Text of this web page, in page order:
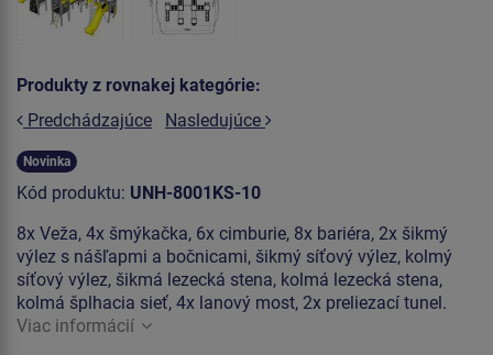
Produkty z rovnakej kategórie:
Predchádzajúce
Nasledujúce
Novinka
Kód produktu: UNH-8001KS-10
8x Veža, 4x šmýkačka, 6x cimburie, 8x bariéra, 2x šikmý
výlez s nášľapmi a bočnicami, šikmý síťový výlez, kolmý
síťový výlez, šikmá lezecká stena, kolmá lezecká stena,
kolmá šplhacia sieť, 4x lanový most, 2x preliezací tunel.
Viac informácií